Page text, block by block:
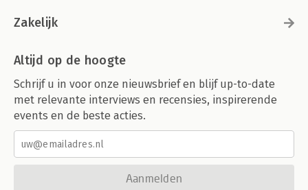
Zakelijk
Altijd op de hoogte
Schrijf u in voor onze nieuwsbrief en blijf up-to-date
met relevante interviews en recensies, inspirerende
events en de beste acties.
Aanmelden